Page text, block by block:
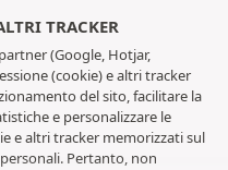
TRACKER
(Google, Hotjar,
(cookie) e altri tracker
del sito, facilitare la
e personalizzare le
e altri tracker memorizzati sul
Pertanto, non